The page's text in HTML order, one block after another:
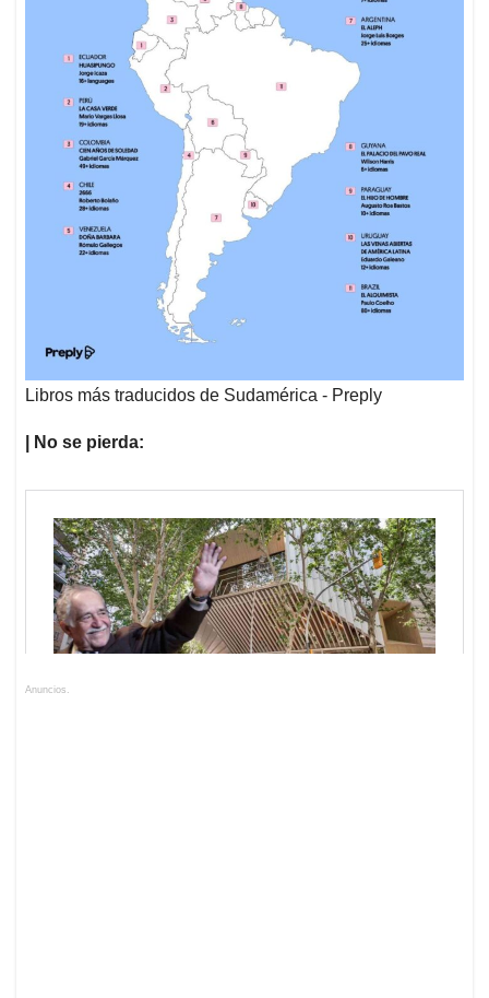
Libros más traducidos de Sudamérica - Preply
| No se pierda:
Anuncios.